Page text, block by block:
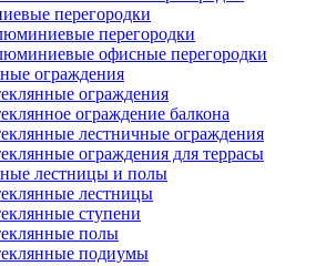
перегородки
перегородки
офисные перегородки
ограждения
ограждения
ограждение балкона
лестничные ограждения
ограждения для террасы
лестницы и полы
лестницы
ступени
полы
подиумы